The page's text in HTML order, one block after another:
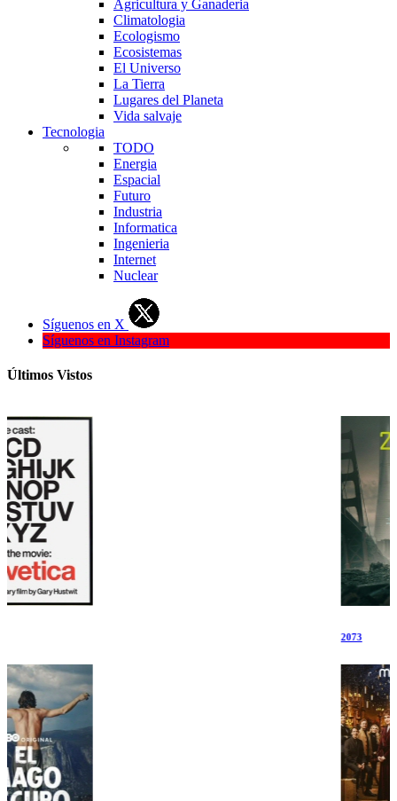
Agricultura y Ganaderia
Climatologia
Ecologismo
Ecosistemas
El Universo
La Tierra
Lugares del Planeta
Vida salvaje
Tecnologia
TODO
Energia
Espacial
Futuro
Industria
Informatica
Ingenieria
Internet
Nuclear
Síguenos en X
Síguenos en Instagram
Últimos Vistos